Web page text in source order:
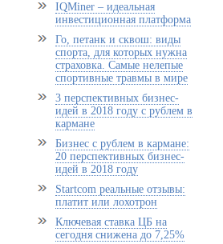
IQMiner – идеальная
инвестиционная платформа
Го, петанк и сквош: виды
спорта, для которых нужна
страховка. Самые нелепые
спортивные травмы в мире
3 перспективных бизнес-
идей в 2018 году с рублем в
кармане
Бизнес с рублем в кармане:
20 перспективных бизнес-
идей в 2018 году
Startcom реальные отзывы:
платит или лохотрон
Ключевая ставка ЦБ на
сегодня снижена до 7,25%